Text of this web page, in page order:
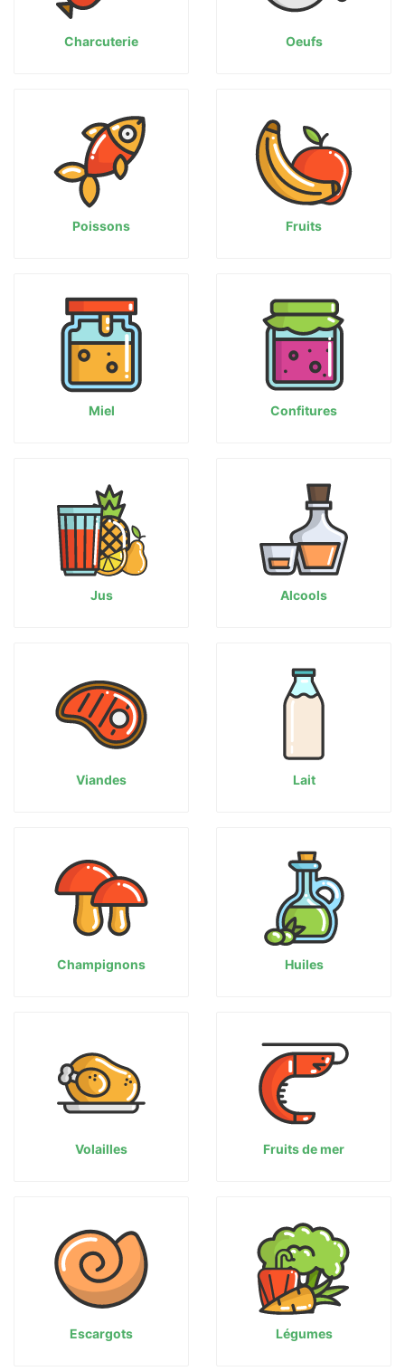
Charcuterie Oeufs
Poissons Fruits
Miel Confitures
Jus Alcools
Viandes Lait
Champignons Huiles
Volailles Fruits de mer
Escargots Légumes